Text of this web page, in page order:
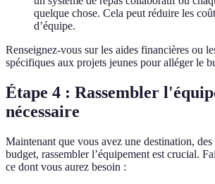
quelque chose. Cela peut réduire les
d’équipe.
Renseignez-vous sur les aides financières ou
spécifiques aux projets jeunes pour alléger le
Étape 4 : Rassembler
nécessaire
Maintenant que vous avez une destination,
budget, rassembler l’équipement est crucial.
ce dont vous aurez besoin :